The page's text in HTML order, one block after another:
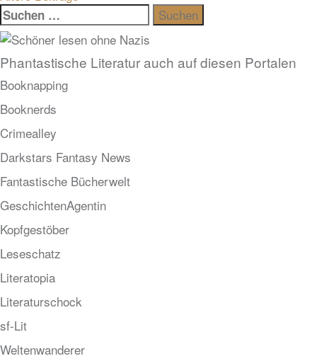
Suchen
nach:
Phantastische Literatur auch auf diesen Portalen
Booknapping
Booknerds
Crimealley
Darkstars Fantasy News
Fantastische Bücherwelt
GeschichtenAgentin
Kopfgestöber
Leseschatz
Literatopia
Literaturschock
sf-Lit
Weltenwanderer